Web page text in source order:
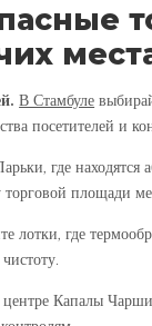
В Стамбуле
посетителей и
где
площади
лотки, где
центре Капалы